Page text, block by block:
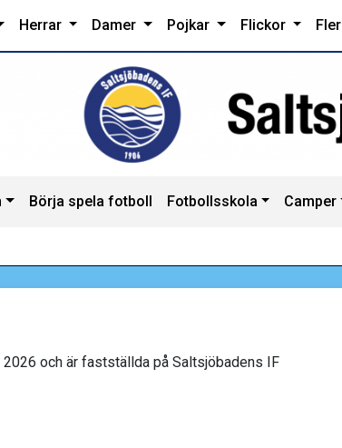
Herrar Damer Pojkar Flickor Fler
Börja spela fotboll Fotbollsskola Camper
och är fastställda på Saltsjöbadens IF